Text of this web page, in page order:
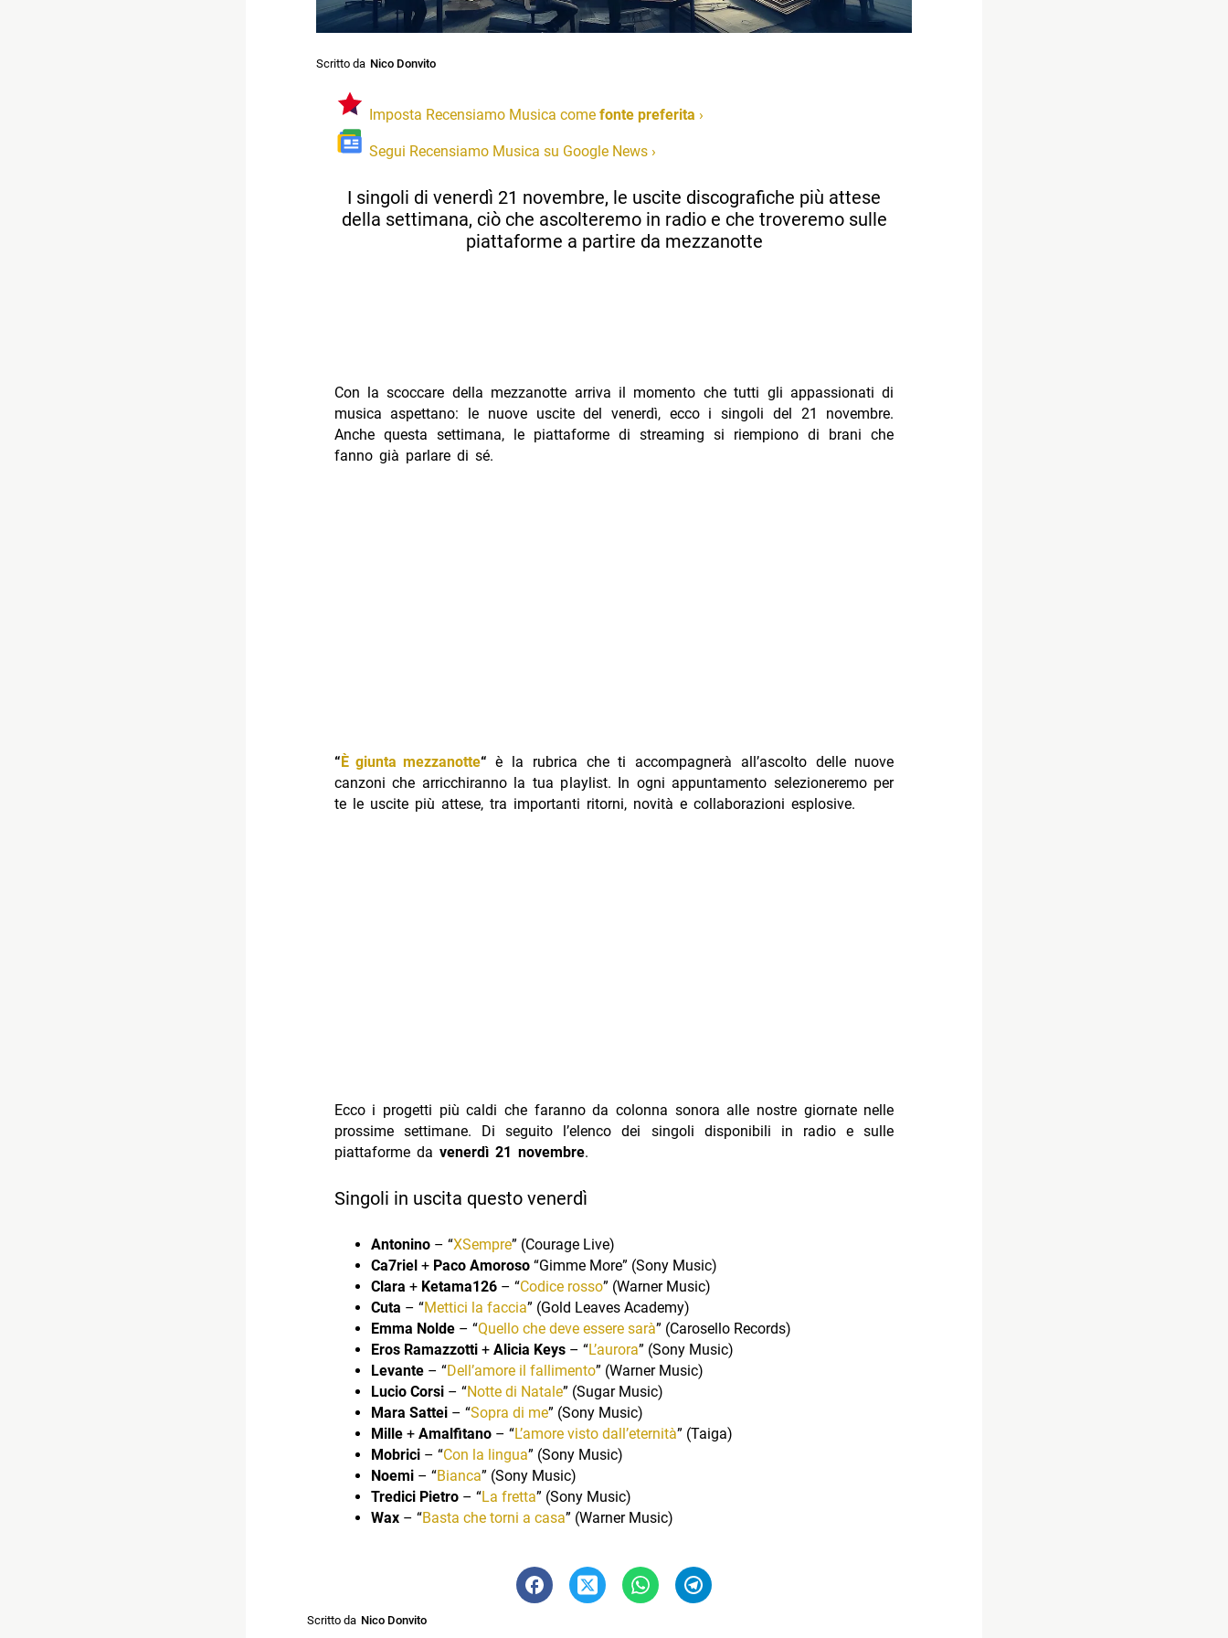
Scritto da Nico Donvito
Imposta Recensiamo Musica come fonte preferita ›
Segui Recensiamo Musica su Google News ›
I singoli di venerdì 21 novembre, le uscite discografiche più attese
della settimana, ciò che ascolteremo in radio e che troveremo sulle
piattaforme a partire da mezzanotte
Con la scoccare della mezzanotte arriva il momento che tutti gli appassionati di
musica aspettano: le nuove uscite del venerdì, ecco i singoli del 21 novembre.
Anche questa settimana, le piattaforme di streaming si riempiono di brani che
fanno già parlare di sé.
“ È giunta mezzanotte“ è la rubrica che ti accompagnerà all’ascolto delle nuove
canzoni che arricchiranno la tua playlist. In ogni appuntamento selezioneremo per
te le uscite più attese, tra importanti ritorni, novità e collaborazioni esplosive.
Ecco i progetti più caldi che faranno da colonna sonora alle nostre giornate nelle
prossime settimane. Di seguito l’elenco dei singoli disponibili in radio e sulle
piattaforme da venerdì 21 novembre.
Singoli in uscita questo venerdì
Antonino– “XSempre” (Courage Live)
Ca7riel+ Paco Amoroso“Gimme More” (Sony Music)
Clara + Ketama126– “Codice rosso” (Warner Music)
Cuta – “Mettici la faccia” (Gold Leaves Academy)
Emma Nolde– “Quello che deve essere sarà” (Carosello Records)
Eros Ramazzotti+ Alicia Keys– “L’aurora” (Sony Music)
Levante– “Dell’amore il fallimento” (Warner Music)
Lucio Corsi – “Notte di Natale” (Sugar Music)
Mara Sattei – “Sopra di me” (Sony Music)
Mille+ Amalfitano– “L’amore visto dall’eternità” (Taiga)
Mobrici– “Con la lingua” (Sony Music)
Noemi– “Bianca” (Sony Music)
Tredici Pietro– “La fretta” (Sony Music)
Wax– “Basta che torni a casa” (Warner Music)
Scritto da Nico Donvito